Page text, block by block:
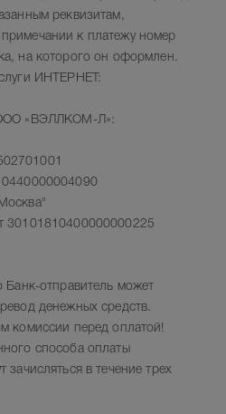
реквизитам,
к платежу номер
на которого он оформлен.
ИНТЕРНЕТ:
ООО «ВЭЛЛКОМ-Л»:
30101810400000000225
Банк-отправитель может
денежных средств.
комиссии перед оплатой!
способа оплаты
зачисляться в течение трех